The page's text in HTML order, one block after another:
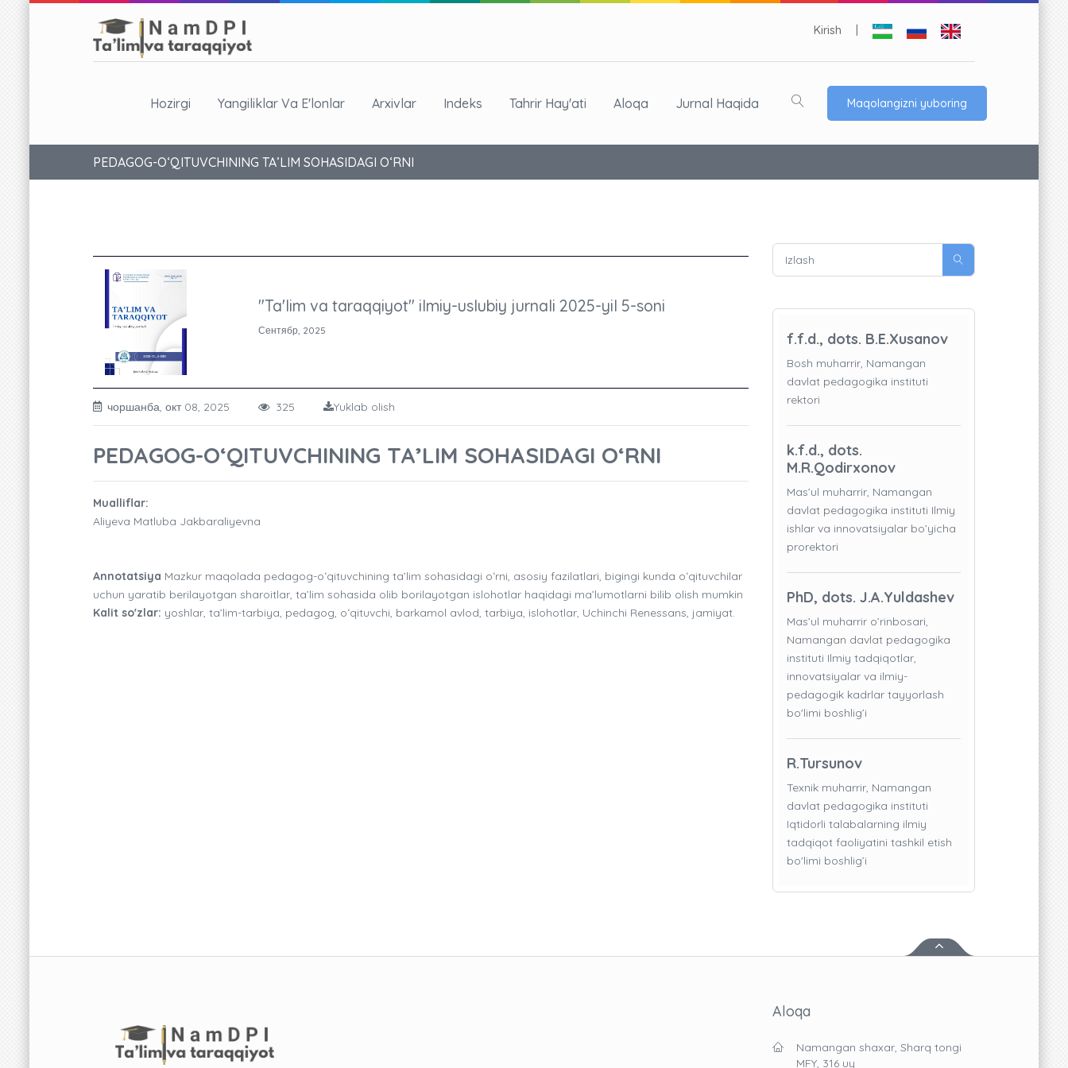
Kirish
Hozirgi Yangiliklar Va E'lonlar Arxivlar Indeks Tahrir Hay'ati Aloqa Jurnal Haqida Maqolangizni yuboring
PEDAGOG-OʻQITUVCHINING TA’LIM SOHASIDAGI OʻRNI
"Ta'lim va taraqqiyot" ilmiy-uslubiy jurnali 2025-yil 5-soni
Сентябр, 2025
чоршанба, окт 08, 2025 325 Yuklab olish
PEDAGOG-OʻQITUVCHINING TA’LIM SOHASIDAGI OʻRNI
Mualliflar:
Aliyeva Matluba Jakbaraliyevna
Annotatsiya Mazkur maqolada pedagog-oʻqituvchining ta’lim sohasidagi oʻrni, asosiy fazilatlari, bigingi kunda oʻqituvchilar
uchun yaratib berilayotgan sharoitlar, ta’lim sohasida olib borilayotgan islohotlar haqidagi ma’lumotlarni bilib olish mumkin
Kalit so'zlar: yoshlar, ta’lim-tarbiya, pedagog, oʻqituvchi, barkamol avlod, tarbiya, islohotlar, Uchinchi Renessans, jamiyat.
f.f.d., dots. B.E.Xusanov
Bosh muharrir, Namangan
davlat pedagogika instituti
rektori
k.f.d., dots.
M.R.Qodirxonov
Mas’ul muharrir, Namangan
davlat pedagogika instituti Ilmiy
ishlar va innovatsiyalar bo’yicha
prorektori
PhD, dots. J.A.Yuldashev
Mas’ul muharrir o’rinbosari,
Namangan davlat pedagogika
instituti Ilmiy tadqiqotlar,
innovatsiyalar va ilmiy-
pedagogik kadrlar tayyorlash
bo'limi boshlig’i
R.Tursunov
Texnik muharrir, Namangan
davlat pedagogika instituti
Iqtidorli talabalarning ilmiy
tadqiqot faoliyatini tashkil etish
bo'limi boshlig’i
Aloqa
Namangan shaxar, Sharq tongi
MFY, 316 uy